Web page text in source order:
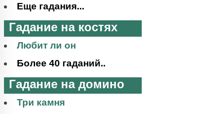
Еще гадания...
Гадание на костях
Любит ли он
Более 40 гаданий..
Гадание на домино
Три камня